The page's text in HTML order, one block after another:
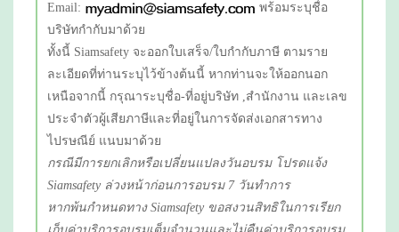
Email:
พร้อมระบุชื่อ
บริษัทกำกับมาด้วย
ทั้งนี้ Siamsafety จะออกใบเสร็จ/ใบกำกับภาษี ตามราย
ละเอียดที่ท่านระบุไว้ข้างต้นนี้ หากท่านจะให้ออกนอก
เหนือจากนี้ กรุณาระบุชื่อ-ที่อยู่บริษัท ,สำนักงาน และเลข
ประจำตัวผู้เสียภาษีและที่อยู่ในการจัดส่งเอกสารทาง
ไปรษณีย์ แนบมาด้วย
กรณีมีการยกเลิกหรือเปลี่ยนแปลงวันอบรม โปรดแจ้ง
Siamsafety ล่วงหน้าก่อนการอบรม 7 วันทำการ
หากพ้นกำหนดทาง Siamsafety ขอสงวนสิทธิในการเรียก